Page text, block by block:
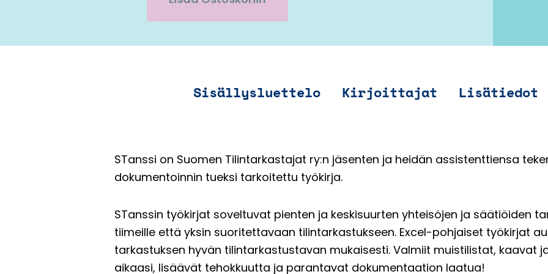
Sisällysluettelo Kirjoittajat Lisätiedot
STanssi on Suomen Tilintarkastajat ry:n jäsenten ja heidän assistenttiensa
dokumentoinnin tueksi tarkoitettu työkirja.
STanssin työkirjat soveltuvat pienten ja keskisuurten yhteisöjen ja säätiöiden
tiimeille että yksin suoritettavaan tilintarkastukseen. Excel-pohjaiset työkirjat
tarkastuksen hyvän tilintarkastustavan mukaisesti. Valmiit muistilistat, kaavat
aikaasi, lisäävät tehokkuutta ja parantavat dokumentaation laatua!